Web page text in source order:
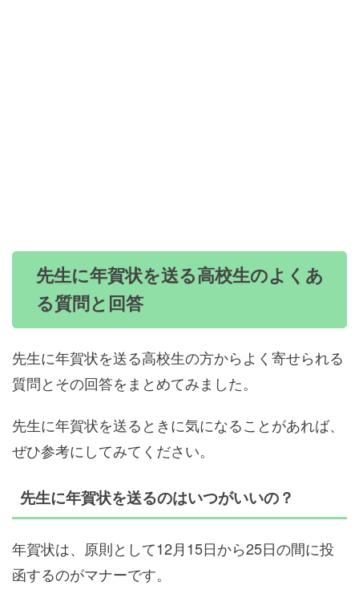
先生に年賀状を送る高校生のよくあ
る質問と回答
先生に年賀状を送る高校生の方からよく寄せられる
質問とその回答をまとめてみました。
先生に年賀状を送るときに気になることがあれば、
ぜひ参考にしてみてください。
先生に年賀状を送るのはいつがいいの？
年賀状は、原則として12月15日から25日の間に投
函するのがマナーです。